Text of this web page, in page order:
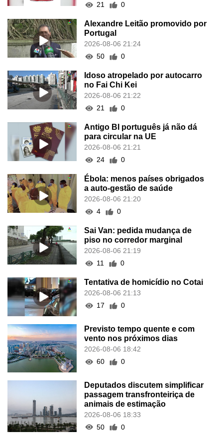
21
0
Alexandre Leitão promovido por
Portugal
2026-08-06 21:24
50
0
Idoso atropelado por autocarro
no Fai Chi Kei
2026-08-06 21:22
21
0
Antigo BI português já não dá
para circular na UE
2026-08-06 21:21
24
0
Ébola: menos países obrigados
a auto-gestão de saúde
2026-08-06 21:20
4
0
Sai Van: pedida mudança de
piso no corredor marginal
2026-08-06 21:19
11
0
Tentativa de homicídio no Cotai
2026-08-06 21:13
17
0
Previsto tempo quente e com
vento nos próximos dias
2026-08-06 18:42
60
0
Deputados discutem simplificar
passagem transfronteiriça de
animais de estimação
2026-08-06 18:33
50
0